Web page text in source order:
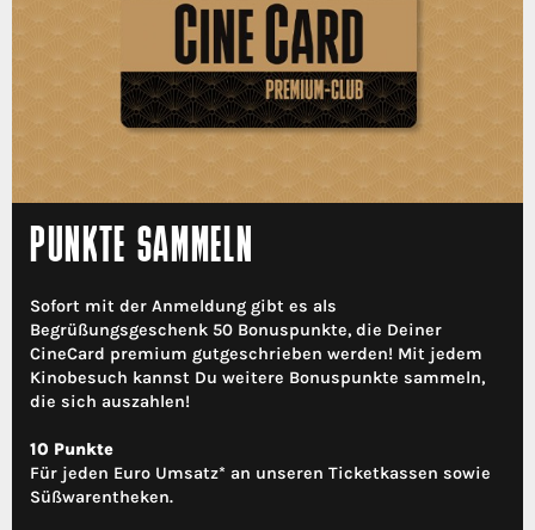
PUNKTE SAMMELN
Sofort mit der Anmeldung gibt es als
Begrüßungsgeschenk 50 Bonuspunkte, die Deiner
CineCard premium gutgeschrieben werden! Mit jedem
Kinobesuch kannst Du weitere Bonuspunkte sammeln,
die sich auszahlen!
10 Punkte
Für jeden Euro Umsatz* an unseren Ticketkassen sowie
Süßwarentheken.